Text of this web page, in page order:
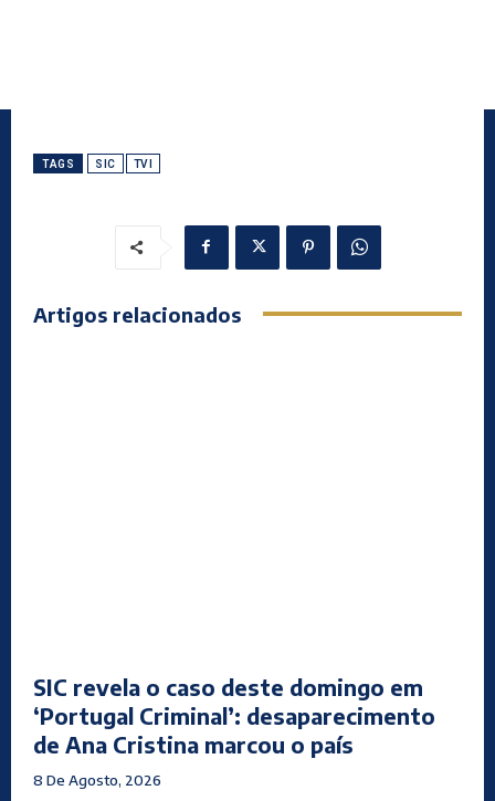
TAGS SIC TVI
Artigos relacionados
SIC revela o caso deste domingo em
‘Portugal Criminal’: desaparecimento
de Ana Cristina marcou o país
8 De Agosto, 2026